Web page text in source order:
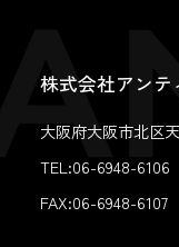
株式会社アンテ
大阪府大阪市北区
TEL:06-6948-6106
FAX:06-6948-6107